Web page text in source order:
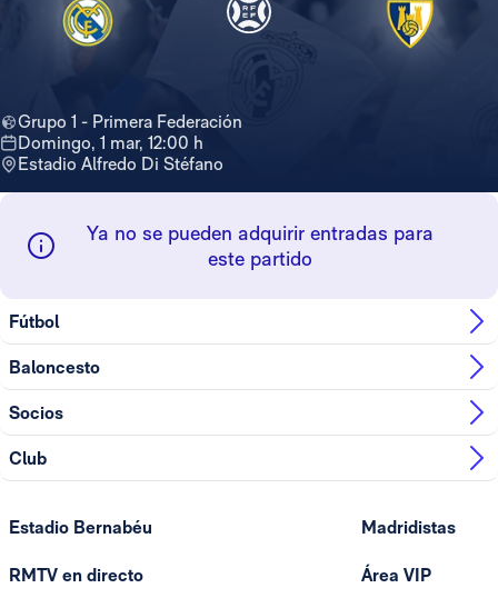
Grupo 1 - Primera Federación
domingo, 1 mar, 12:00 h
Estadio Alfredo Di Stéfano
Ya no se pueden adquirir entradas para
este partido
Fútbol
Baloncesto
Socios
Club
Estadio Bernabéu
RMTV en directo
Madridistas
Área VIP